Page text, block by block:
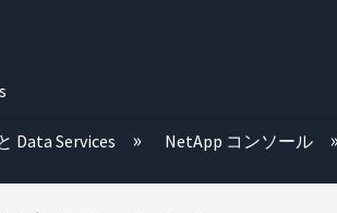
む
Data Services NetApp コンソール